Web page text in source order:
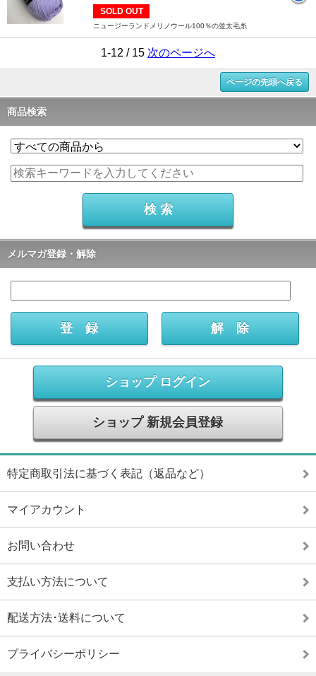
SOLD OUT
ニュージーランドメリノウール100％の並太毛糸
1-12 / 15 次のページへ
ページの先頭へ戻る
商品検索
メルマガ登録・解除
ショップ ログイン
ショップ 新規会員登録
特定商取引法に基づく表記（返品など）
マイアカウント
お問い合わせ
支払い方法について
配送方法･送料について
プライバシーポリシー